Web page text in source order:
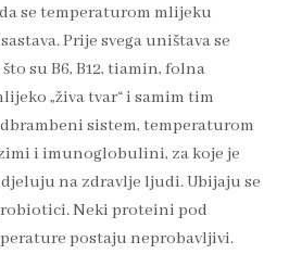
se temperaturom mlijeku
Prije svega uništava se
su B6, B12, tiamin, folna
„živa tvar“ i samim tim
sistem, temperaturom
i imunoglobulini, za koje je
na zdravlje ljudi. Ubijaju se
Neki proteini pod
postaju neprobavljivi.